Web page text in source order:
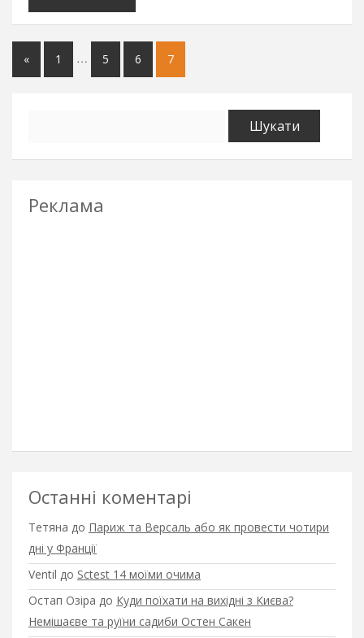
« 1 … 5 6 7
Реклама
Останні коментарі
Тетяна до Париж та Версаль або як провести чотири
дні у Франції
Ventil до Sctest 14 моїми очима
Остап Озіра до Куди поїхати на вихідні з Києва?
Немішаєве та руїни садиби Остен Сакен